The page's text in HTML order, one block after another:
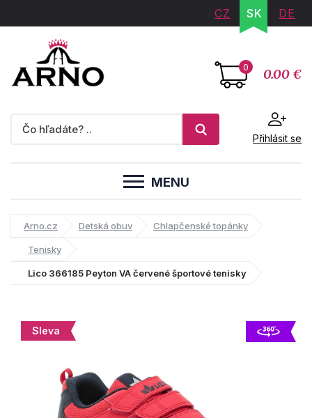
CZ SK DE
0 0.00 €
Přihlásit se
MENU
Arno.cz Detská obuv Chlapčenské topánky
Tenisky
Lico 366185 Peyton VA červené športové tenisky
Sleva